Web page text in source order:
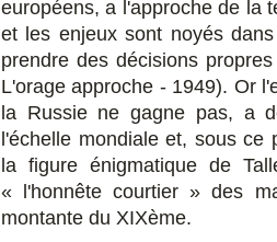
européens, a l'approche de la
et les enjeux sont noyés
prendre des décisions
L'orage approche - 1949). Or
la Russie ne gagne pas, a
l'échelle mondiale et, sous ce
la figure énigmatique de
« l'honnête courtier » des
montante du XIXème.